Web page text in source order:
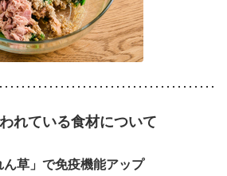
れている食材について
ん草」で免疫機能アップ